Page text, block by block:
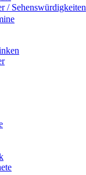
/ Sehenswürdigkeiten